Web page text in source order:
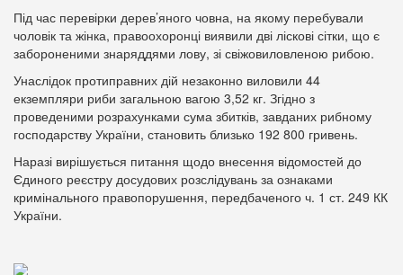
Під час перевірки дерев’яного човна, на якому перебували
чоловік та жінка, правоохоронці виявили дві ліскові сітки, що є
забороненими знаряддями лову, зі свіжовиловленою рибою.
Унаслідок протиправних дій незаконно виловили 44
екземпляри риби загальною вагою 3,52 кг. Згідно з
проведеними розрахунками сума збитків, завданих рибному
господарству України, становить близько 192 800 гривень.
Наразі вирішується питання щодо внесення відомостей до
Єдиного реєстру досудових розслідувань за ознаками
кримінального правопорушення, передбаченого ч. 1 ст. 249 КК
України.